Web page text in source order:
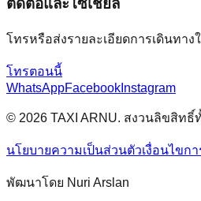
โทรหรือส่งรายละเอียดการเดินทา
โทรตอนนี้
WhatsAppFacebook Instagram
© 2026 TAXI ARNU. สงวนลิขสิทธิ์
นโยบายความเป็นส่วนตัวเงื่อนไขก
พัฒนาโดย Nuri Arslan